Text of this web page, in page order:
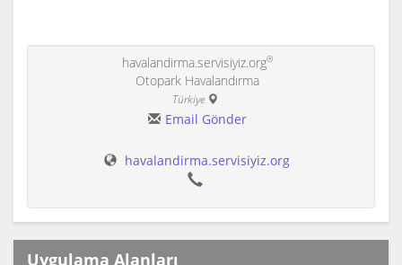
havalandirma.servisiyiz.org®
Otopark Havalandırma
Türkiye
Email Gönder
havalandirma.servisiyiz.org
Uygulama Alanları